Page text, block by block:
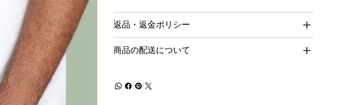
返品・返金ポリシー
商品の配送について